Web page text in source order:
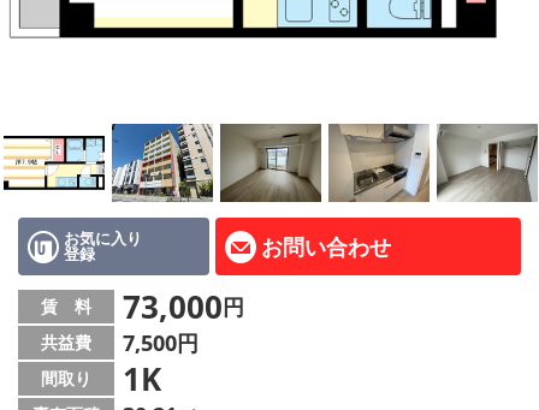
地域から探す
AcePlanner公式ライン
スタッフ紹介
リフォーム のことなら！
オーナー様へ
お気に入り
登録 お問い合わせ
賃 料 73,000円
共益費 7,500円
間取り 1K